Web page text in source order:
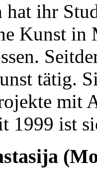
hat ihr
Kunst in
tätig.
mit
1999 ist